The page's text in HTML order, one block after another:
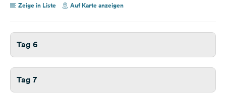
Zeige in Liste Auf Karte anzeigen
Tag 6
Tag 7